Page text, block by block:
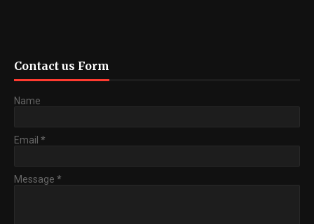
Contact us Form
Name
Email *
Message *